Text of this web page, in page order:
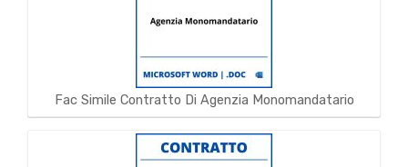
Fac Simile Contratto Di Agenzia Monomandatario